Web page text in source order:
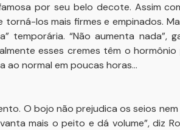
por seu belo decote. Assim
los mais firmes e empinados.
temporária. “Não aumenta nada”,
esses cremes têm o
ao normal em poucas horas...
O bojo não prejudica os seios
mais o peito e dá volume”, diz